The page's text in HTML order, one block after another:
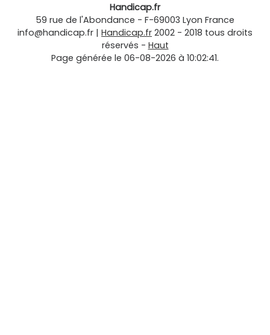
Handicap.fr
59 rue de l'Abondance - F-69003 Lyon France
info@handicap.fr | Handicap.fr 2002 - 2018 tous droits
réservés - Haut
Page générée le 06-08-2026 à 10:02:41.